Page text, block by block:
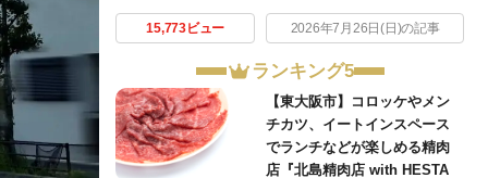
15,773ビュー 2026年7月26日(日)の記事
ランキング5
【東大阪市】コロッケやメン
チカツ、イートインスペース
でランチなどが楽しめる精肉
店『北島精肉店 with HESTA